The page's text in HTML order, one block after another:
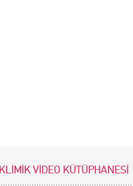
KLİMİK VİDEO KÜTÜPHANESİ